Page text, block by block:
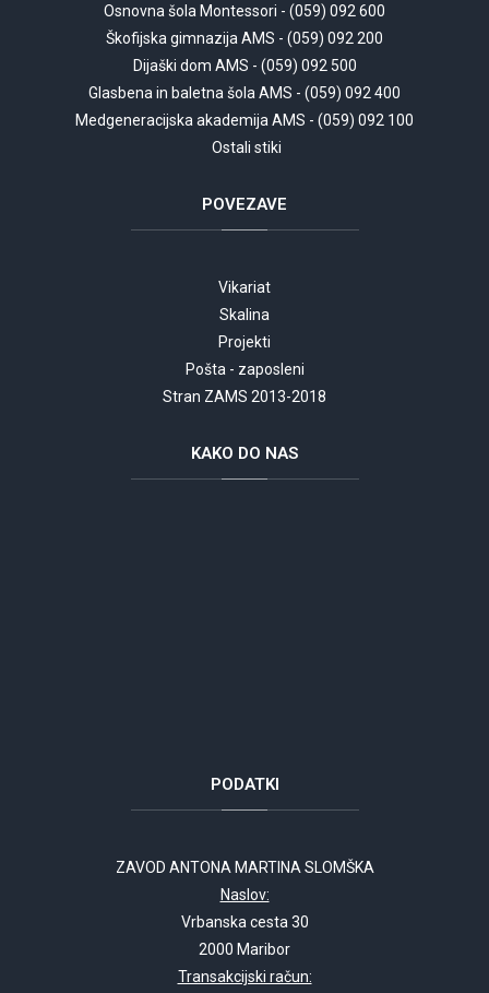
Osnovna šola Montessori - (059) 092 600
Škofijska gimnazija AMS - (059) 092 200
Dijaški dom AMS - (059) 092 500
Glasbena in baletna šola AMS - (059) 092 400
Medgeneracijska akademija AMS - (059) 092 100
Ostali stiki
POVEZAVE
Vikariat
Skalina
Projekti
Pošta - zaposleni
Stran ZAMS 2013-2018
KAKO DO NAS
PODATKI
ZAVOD ANTONA MARTINA SLOMŠKA
Naslov:
Vrbanska cesta 30
2000 Maribor
Transakcijski račun: